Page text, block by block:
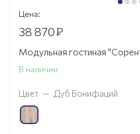
Цена:
38 870₽
Модульная гостиная
В наличии
Цвет — Дуб Бонифаций